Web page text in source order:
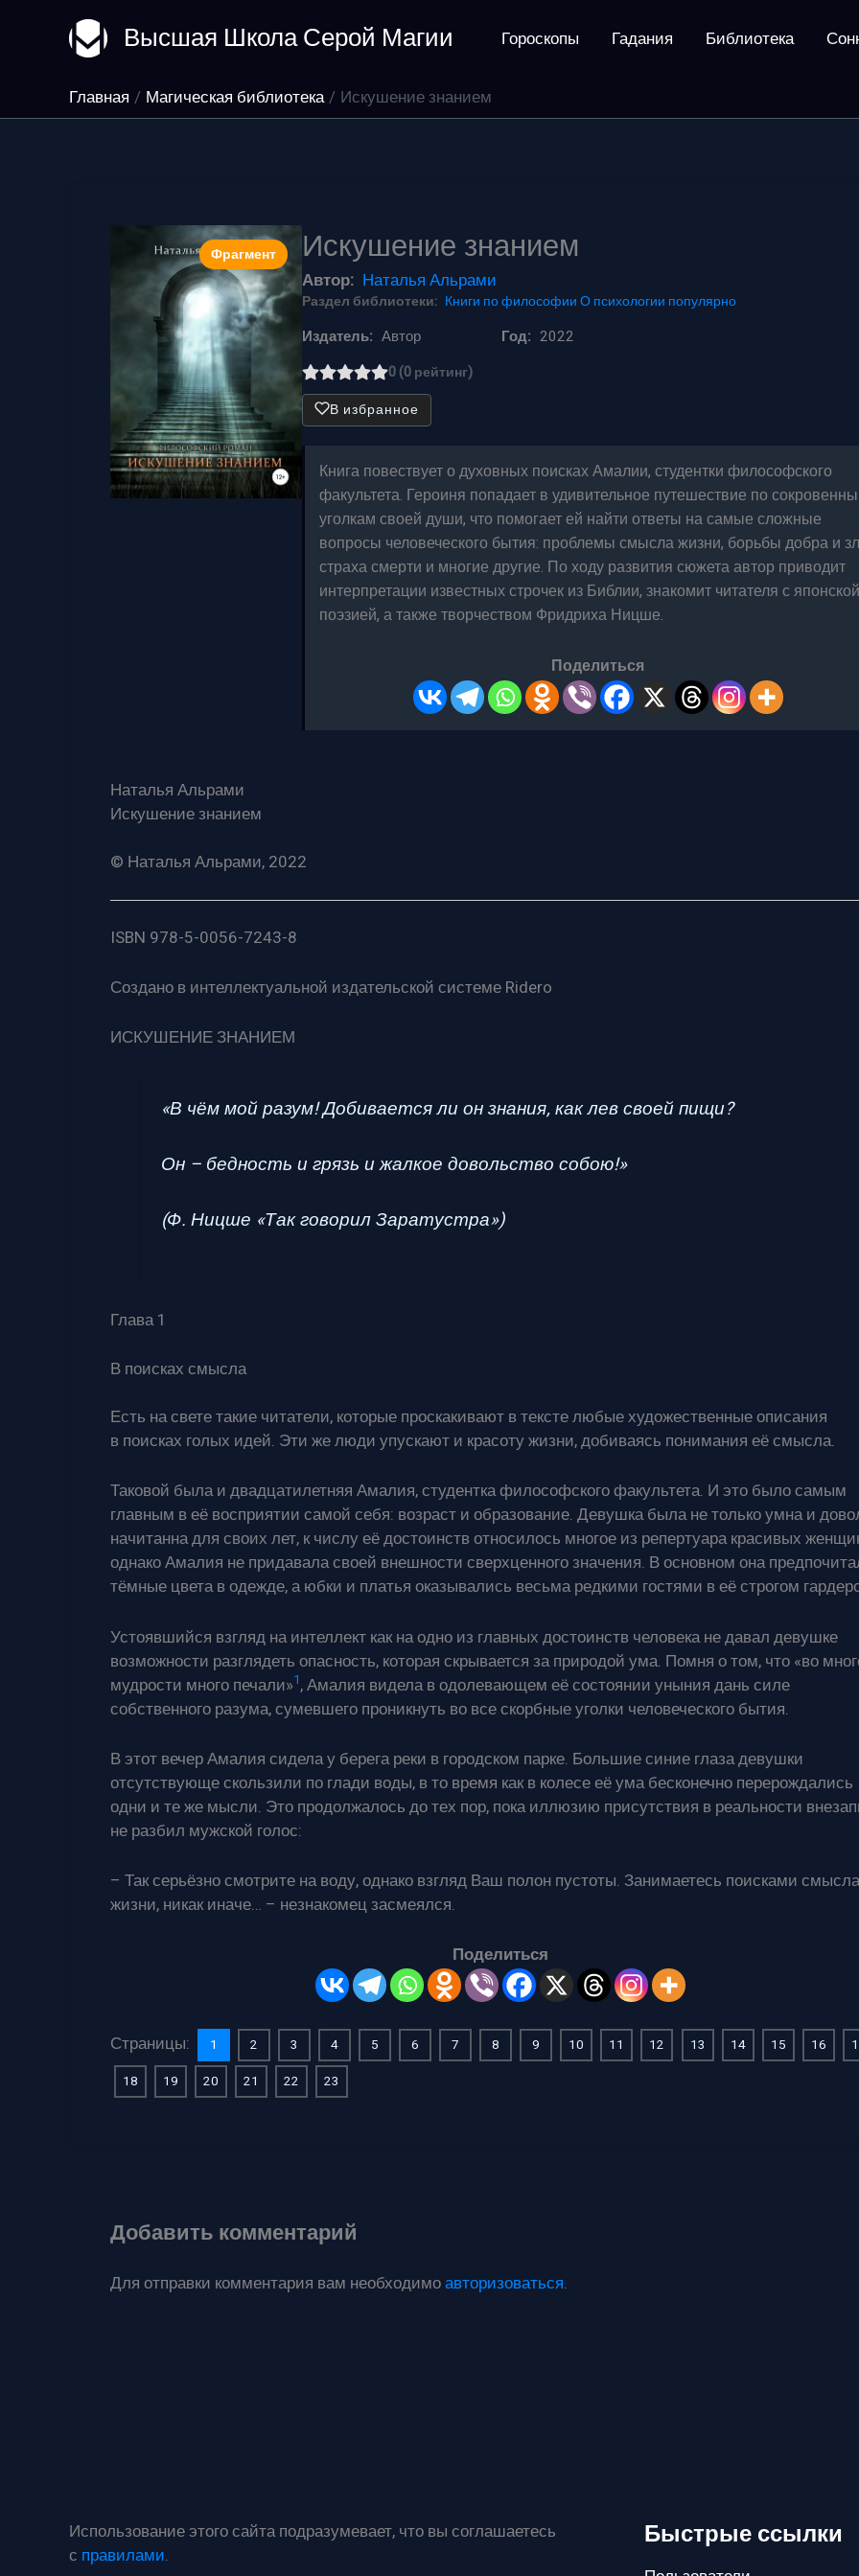
содержимому
Высшая Школа Серой Магии Гороскопы Гадания Библиотека
Главная Магическая библиотека Искушение знанием
Фрагмент Искушение знанием
Автор: Наталья Альрами
Раздел библиотеки: Книги по философии О психологии популярно
Издатель: Автор Год: 2022
0 (0 рейтинг)
В избранное
Книга повествует о духовных поисках Амалии, студентки философского
факультета. Героиня попадает в удивительное путешествие по
уголкам своей души, что помогает ей найти ответы на самые сложные
вопросы человеческого бытия: проблемы смысла жизни, борьбы добра и
страха смерти и многие другие. По ходу развития сюжета автор приводит
интерпретации известных строчек из Библии, знакомит читателя с японской
поэзией, а также творчеством Фридриха Ницше.
Поделиться
Наталья Альрами
Искушение знанием
© Наталья Альрами, 2022
ISBN 978-5-0056-7243-8
Создано в интеллектуальной издательской системе Ridero
ИСКУШЕНИЕ ЗНАНИЕМ
«В чём мой разум! Добивается ли он знания, как лев своей пищи?
Он– бедность и грязь и жалкое довольство собою!»
(Ф. Ницше «Так говорил Заратустра»)
Глава 1
В поисках смысла
Есть на свете такие читатели, которые проскакивают в тексте любые художественные описания
в поисках голых идей. Эти же люди упускают и красоту жизни, добиваясь понимания её смысла.
Таковой была и двадцатилетняя Амалия, студентка философского факультета. И это было самым
главным в её восприятии самой себя: возраст и образование. Девушка была не только умна и
начитанна для своих лет, к числу её достоинств относилось многое из репертуара красивых
однако Амалия не придавала своей внешности сверхценного значения. В основном она
тёмные цвета в одежде, а юбки и платья оказывались весьма редкими гостями в её строгом
Устоявшийся взгляд на интеллект как на одно из главных достоинств человека не давал девушке
возможности разглядеть опасность, которая скрывается за природой ума. Помня о том, что «во
мудрости много печали»1, Амалия видела в одолевающем её состоянии уныния дань силе
собственного разума, сумевшего проникнуть во все скорбные уголки человеческого бытия.
В этот вечер Амалия сидела у берега реки в городском парке. Большие синие глаза девушки
отсутствующе скользили по глади воды, в то время как в колесе её ума бесконечно перерождались
одни и те же мысли. Это продолжалось до тех пор, пока иллюзию присутствия в реальности
не разбил мужской голос:
– Так серьёзно смотрите на воду, однако взгляд Ваш полон пустоты. Занимаетесь поисками смысла
жизни, никак иначе… – незнакомец засмеялся.
Поделиться
Страницы: 1 2 3 4 5 6 7 8 9 10 11 12 13 14 15 16
18
19 20 21 22 23
Добавить комментарий
Для отправки комментария вам необходимоавторизоваться.
Использование этого сайта подразумевает, что вы соглашаетесь
с правилами.
Быстрые ссылки